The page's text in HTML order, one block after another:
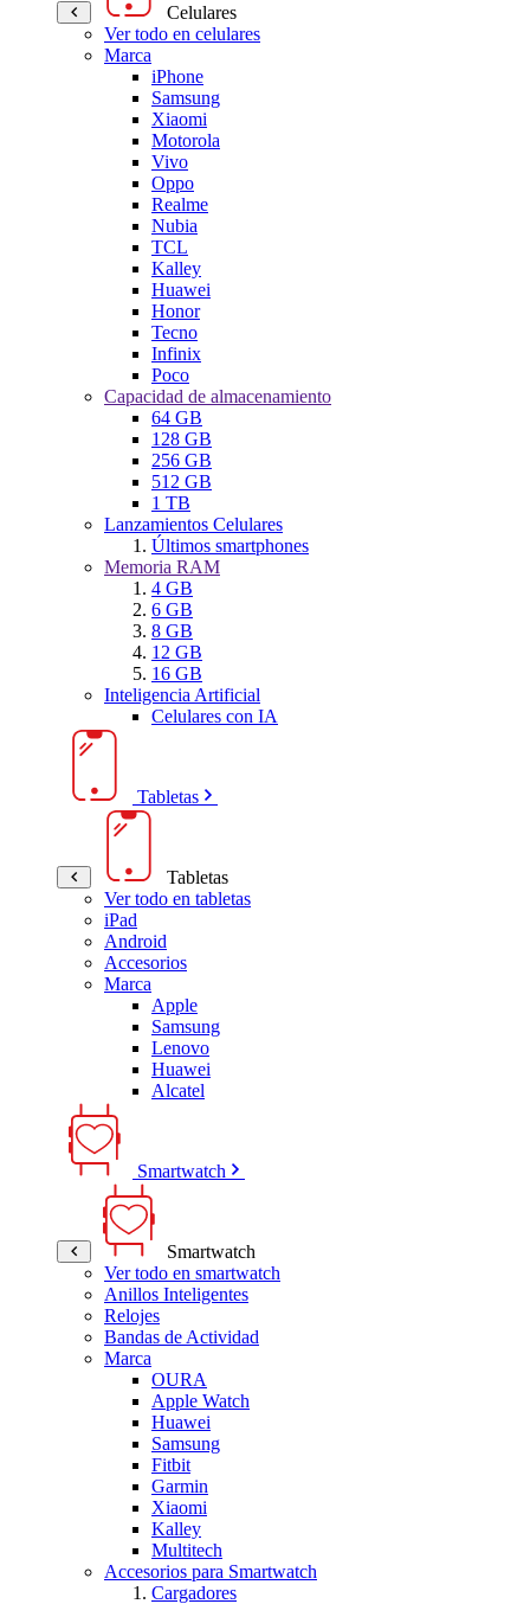
Celulares
Ver todo en celulares
Marca
iPhone
Samsung
Xiaomi
Motorola
Vivo
Oppo
Realme
Nubia
TCL
Kalley
Huawei
Honor
Tecno
Infinix
Poco
Capacidad de almacenamiento
64 GB
128 GB
256 GB
512 GB
1 TB
Lanzamientos Celulares
Últimos smartphones
Memoria RAM
4 GB
6 GB
8 GB
12 GB
16 GB
Inteligencia Artificial
Celulares con IA
Tabletas
Tabletas
Ver todo en tabletas
iPad
Android
Accesorios
Marca
Apple
Samsung
Lenovo
Huawei
Alcatel
Smartwatch
Smartwatch
Ver todo en smartwatch
Anillos Inteligentes
Relojes
Bandas de Actividad
Marca
OURA
Apple Watch
Huawei
Samsung
Fitbit
Garmin
Xiaomi
Kalley
Multitech
Accesorios para Smartwatch
Cargadores